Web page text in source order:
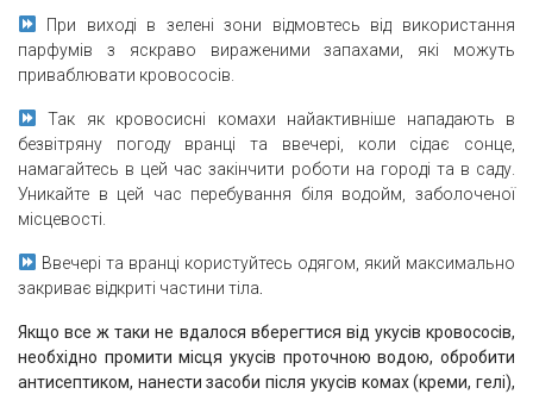
При виході в зелені зони відмовтесь від використання
парфумів з яскраво вираженими запахами, які можуть
приваблювати кровососів.
Так як кровосисні комахи найактивніше нападають в
безвітряну погоду вранці та ввечері, коли сідає сонце,
намагайтесь в цей час закінчити роботи на городі та в саду.
Уникайте в цей час перебування біля водойм, заболоченої
місцевості.
Ввечері та вранці користуйтесь одягом, який максимально
закриває відкриті частини тіла
Якщо все ж таки не вдалося вберегтися від укусів кровососів,
необхідно промити місця укусів проточною водою, обробити
антисептиком, нанести засоби після укусів комах (креми, гелі),